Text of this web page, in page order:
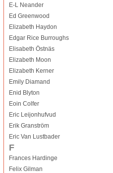
E-L Neander
Ed Greenwood
Elizabeth Haydon
Edgar Rice Burroughs
Elisabeth Östnäs
Elizabeth Moon
Elizabeth Kerner
Emily Diamand
Enid Blyton
Eoin Colfer
Eric Leijonhufvud
Erik Granström
Eric Van Lustbader
F
Frances Hardinge
Felix Gilman